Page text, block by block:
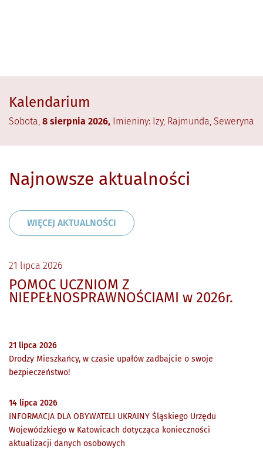
Kalendarium
Sobota, 8 sierpnia 2026, Imieniny: Izy, Rajmunda, Seweryna
Najnowsze aktualności
WIĘCEJ AKTUALNOŚCI
21 lipca 2026
POMOC UCZNIOM Z
NIEPEŁNOSPRAWNOŚCIAMI w 2026r.
21 lipca 2026
Drodzy Mieszkańcy, w czasie upałów zadbajcie o swoje
bezpieczeństwo!
14 lipca 2026
INFORMACJA DLA OBYWATELI UKRAINY Śląskiego Urzędu
Wojewódzkiego w Katowicach dotycząca konieczności
aktualizacji danych osobowych